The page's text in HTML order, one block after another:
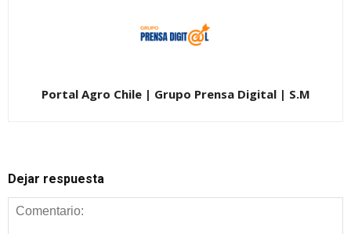
Portal Agro Chile | Grupo Prensa Digital | S.M
Dejar respuesta